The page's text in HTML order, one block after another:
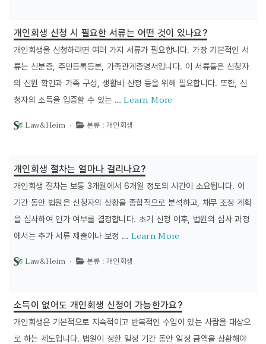
개인회생 신청 시 필요한 서류는 어떤 것이 있나요?
개인회생을 신청하려면 여러 가지 서류가 필요합니다. 가장 기본적인 서
류는 신분증, 주민등록등본, 가족관계증명서입니다. 이 서류들은 신청자
의 신원 확인과 가족 구성, 생활비 산정 등을 위해 필요합니다. 또한, 신
청자의 소득을 입증할 수 있는 …Learn More
Law&Heim · 분류 : 개인회생
개인회생 절차는 얼마나 걸리나요?
개인회생 절차는 보통 3개월에서 6개월 정도의 시간이 소요됩니다. 이
기간 동안 법원은 신청자의 상황을 종합적으로 분석하고, 채무 조정 계획
을 심사하여 인가 여부를 결정합니다. 초기 신청 이후, 법원의 심사 과정
에서는 추가 서류 제출이나 보정 … Learn More
Law&Heim · 분류 : 개인회생
소득이 없어도 개인회생 신청이 가능한가요?
개인회생은 기본적으로 지속적이고 반복적인 수입이 있는 사람을 대상으
로 하는 제도입니다. 법원이 정한 일정 기간 동안 일정 금액을 상환해야